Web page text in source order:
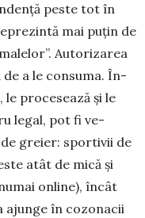
peste tot în
mai puțin de
Auto­rizarea
a le consuma. În­
procesează și le
legal, pot fi ve­
greier: spor­tivii de
atât de mică și
online), încât
ajunge în cozonacii